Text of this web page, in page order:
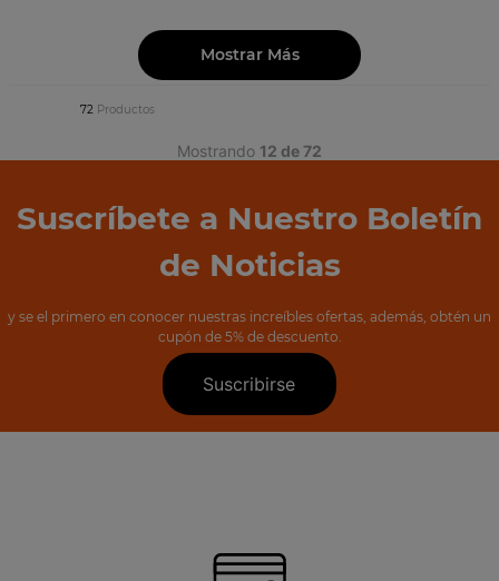
Mostrar Más
72 Productos
Mostrando 12 de 72
Suscríbete a Nuestro Boletín
de Noticias
y se el primero en conocer nuestras increíbles ofertas, además, obtén un
cupón de 5% de descuento.
Suscribirse